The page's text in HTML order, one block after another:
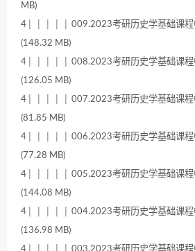
MB)
4│ │ │ │ │ 009.2023考研历史学基础课程
(148.32 MB)
4│ │ │ │ │ 008.2023考研历史学基础课程
(126.05 MB)
4│ │ │ │ │ 007.2023考研历史学基础课程
(81.85 MB)
4│ │ │ │ │ 006.2023考研历史学基础课程
(77.28 MB)
4│ │ │ │ │ 005.2023考研历史学基础课程
(144.08 MB)
4│ │ │ │ │ 004.2023考研历史学基础课程
(136.98 MB)
4│ │ │ │ │ 003.2023考研历史学基础课程